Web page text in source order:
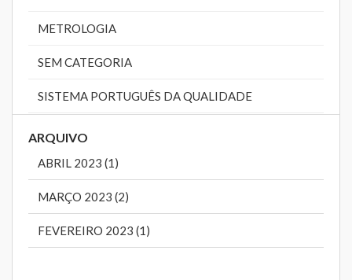
METROLOGIA
SEM CATEGORIA
SISTEMA PORTUGUÊS DA QUALIDADE
ARQUIVO
ABRIL 2023 (1)
MARÇO 2023 (2)
FEVEREIRO 2023 (1)